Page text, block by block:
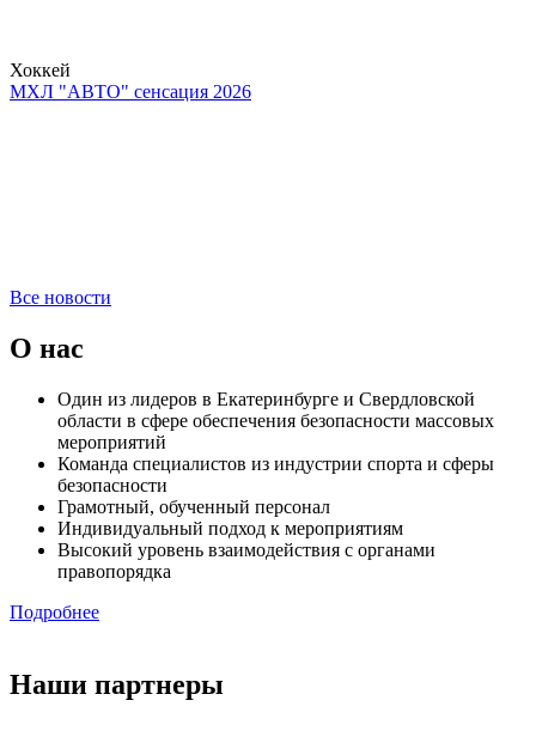
Хоккей
МХЛ "АВТО" сенсация 2026
Все новости
О нас
Один из лидеров в Екатеринбурге и Свердловской
области в сфере обеспечения безопасности массовых
мероприятий
Команда специалистов из индустрии спорта и сферы
безопасности
Грамотный, обученный персонал
Индивидуальный подход к мероприятиям
Высокий уровень взаимодействия с органами
правопорядка
Подробнее
Наши партнеры